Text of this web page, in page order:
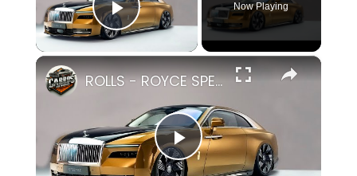
Play Video
Now Playing
×
Play
ROLLS - ROYCE SPECTRE É O PRIMEIRO CARRO ELÉTRICO DA MARCA E CUSTA MAIS DE R$ 2 MILHÕES